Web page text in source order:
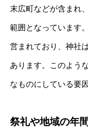
末広町などが含まれ
範囲となっています
営まれており、神社
あります。このよう
なものにしている要
祭礼や地域の年